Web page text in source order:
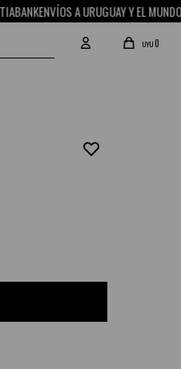
ENVÍOS A URUGUAY Y EL MUNDO
UYU0